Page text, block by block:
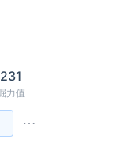
231
力值